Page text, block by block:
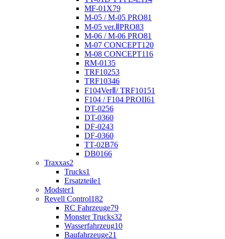
MF-01X79
M-05 / M-05 PRO81
M-05 ver.ⅡPRO83
M-06 / M-06 PRO81
M-07 CONCEPT120
M-08 CONCEPT116
RM-0135
TRF10253
TRF10346
F104VerⅡ/ TRF101 51
F104 / F104 PROII61
DT-0256
DT-0360
DF-0243
DF-0360
TT-02B76
DB0166
Traxxas2
Trucks1
Ersatzteile1
Modster1
Revell Control182
RC Fahrzeuge79
Monster Trucks32
Wasserfahrzeug10
Baufahrzeuge21